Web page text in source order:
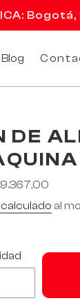
Blog
DE
calculado al